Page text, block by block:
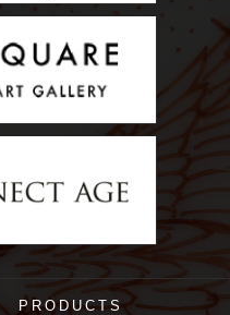
PRODUCTS